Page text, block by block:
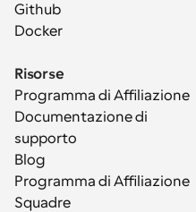
Github
Docker
Risorse
Programma di Affiliazione
Documentazione di
supporto
Blog
Programma di Affiliazione
Squadre